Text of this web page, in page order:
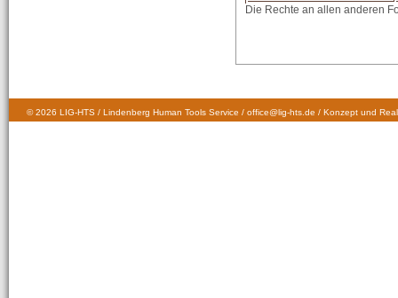
Die Rechte an allen anderen
© 2026 LIG-HTS / Lindenberg Human Tools Service / office@lig-hts.de / Konzept und